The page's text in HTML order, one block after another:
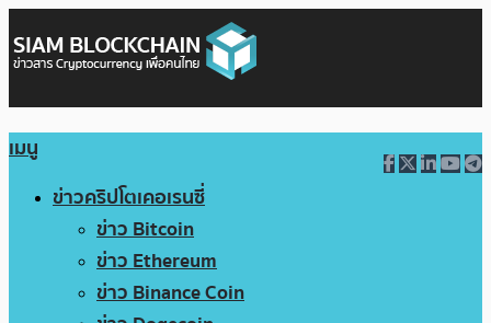
เมนู
ข่าวคริปโตเคอเรนซี่
ข่าว Bitcoin
ข่าว Ethereum
ข่าว Binance Coin